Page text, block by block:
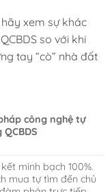
xem sự khác
so với khi
tay “cò” nhà đất
công nghệ tự
minh bạch 100%.
mua tự tìm đến chủ